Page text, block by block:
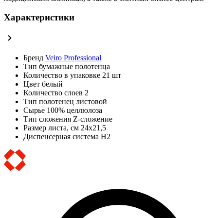
Характеристики
Бренд Veiro Professional
Тип бумажные полотенца
Количество в упаковке 21 шт
Цвет белый
Количество слоев 2
Тип полотенец листовой
Сырье 100% целлюлоза
Тип сложения Z-сложение
Размер листа, см 24х21,5
Диспенсерная система H2